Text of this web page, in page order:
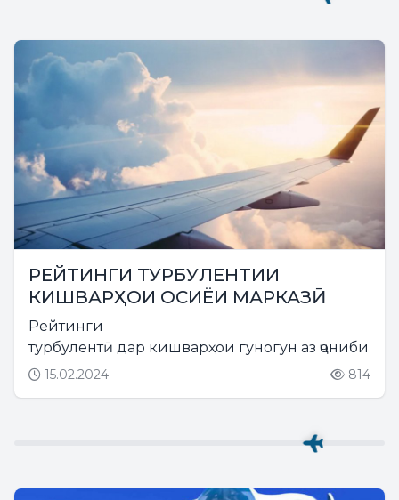
РЕЙТИНГИ ТУРБУЛЕНТИИ
КИШВАРҲОИ ОСИЁИ МАРКАЗӢ
Рейтинги
турбулентӣ дар кишварҳои гуногун аз ҷониби
15.02.2024 814